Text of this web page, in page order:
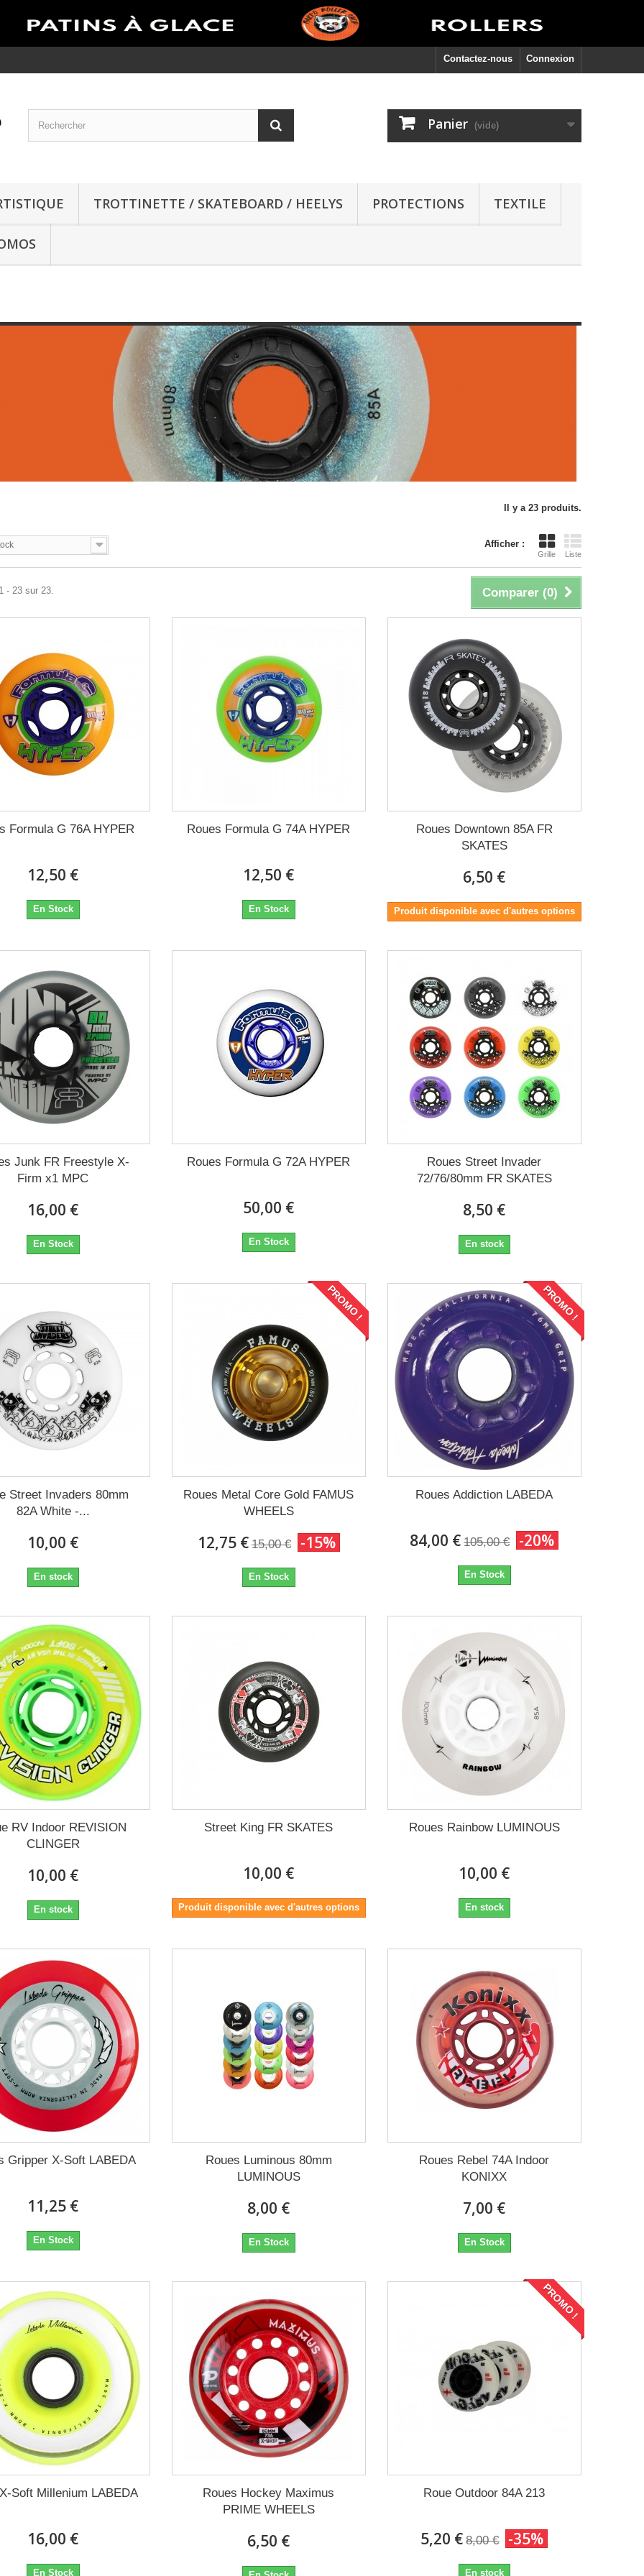
Connexion
Contactez-nous
Panier (vide)
TROTTINETTE / SKATEBOARD / HEELYS PROTECTIONS TEXTILE
Il y a 23 produits.
Afficher :
Grille Liste
Comparer (0)
- 23 sur 23.
Formula G 76A HYPER
12,50 €
En Stock
Roues Formula G 74A HYPER
12,50 €
En Stock
Roues Downtown 85A FR
SKATES
6,50 €
Produit disponible avec d'autres options
Junk FR Freestyle X-
Firm x1 MPC
16,00 €
En Stock
Roues Formula G 72A HYPER
50,00 €
En Stock
Roues Street Invader
72/76/80mm FR SKATES
8,50 €
En stock
Street Invaders 80mm
82A White -...
10,00 €
En stock
PROMO !
Roues Metal Core Gold FAMUS
WHEELS
12,75 € 15,00 € -15%
En Stock
PROMO !
Roues Addiction LABEDA
84,00 € 105,00 € -20%
En Stock
RV Indoor REVISION
CLINGER
10,00 €
En stock
Street King FR SKATES
10,00 €
Produit disponible avec d'autres options
Roues Rainbow LUMINOUS
10,00 €
En stock
Gripper X-Soft LABEDA
11,25 €
En Stock
Roues Luminous 80mm
LUMINOUS
8,00 €
En Stock
Roues Rebel 74A Indoor
KONIXX
7,00 €
En Stock
Soft Millenium LABEDA
16,00 €
En Stock
Roues Hockey Maximus
PRIME WHEELS
6,50 €
PROMO !
Roue Outdoor 84A 213
5,20 € 8,00 € -35%
En stock